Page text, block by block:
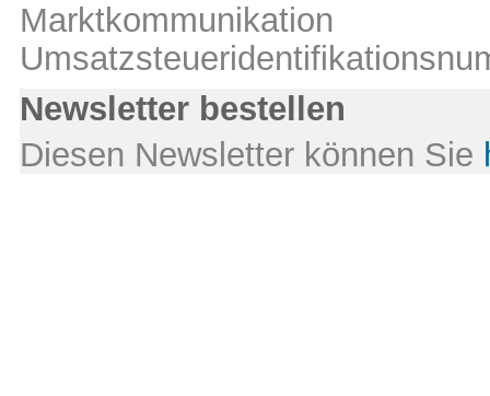
Marktkommunikation
Newsletter bestellen
Diesen Newsletter können Sie